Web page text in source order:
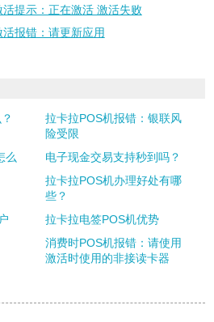
提示：正在激活 激活失败
报错：请更新应用
拉卡拉POS机报错：银联风
险受限
么
电子现金交易支持秒到吗？
拉卡拉POS机办理好处有哪
些？
拉卡拉电签POS机优势
消费时POS机报错：请使用
激活时使用的非接读卡器